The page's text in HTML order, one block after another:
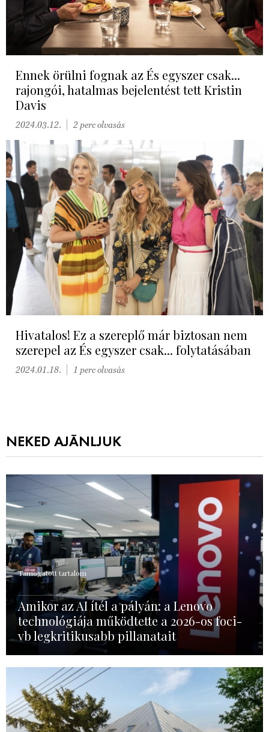
Ennek örülni fognak az És egyszer csak...
rajongói, hatalmas bejelentést tett Kristin
Davis
2024.03.12. 2 perc olvasás
Hivatalos! Ez a szereplő már biztosan nem
szerepel az És egyszer csak... folytatásában
2024.01.18. 1 perc olvasás
NEKED AJÁNLJUK
Támogatott tartalom
Amikor az AI ítél a pályán: a Lenovo
technológiája működtette a 2026-os foci-
vb legkritikusabb pillanatait